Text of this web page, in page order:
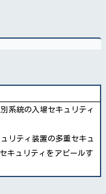
系統の入場セキュリティ
リティ装置の多重セキュ
キュリティをアピールす